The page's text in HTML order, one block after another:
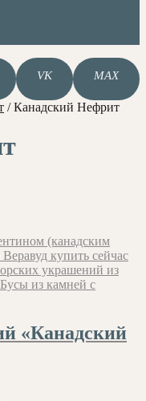
VK MAX
/Канадский Нефрит
«Канадский